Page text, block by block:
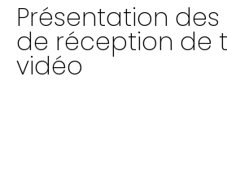
Présentation des
de réception de
vidéo